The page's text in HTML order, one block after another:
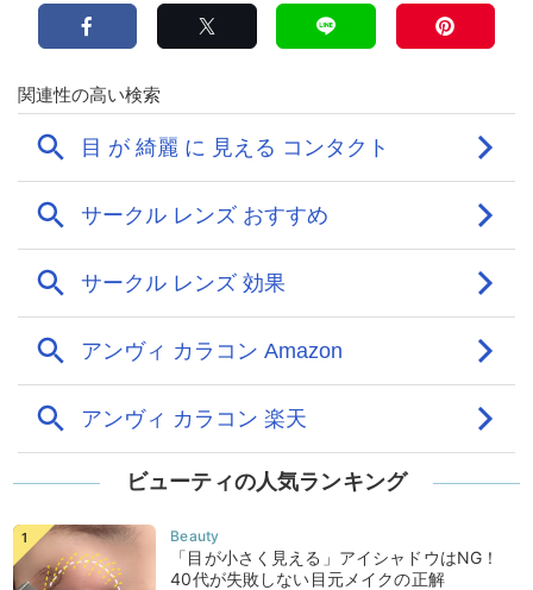
ビューティの人気ランキング
「目が小さく見える」アイシャドウはNG！
40代が失敗しない目元メイクの正解